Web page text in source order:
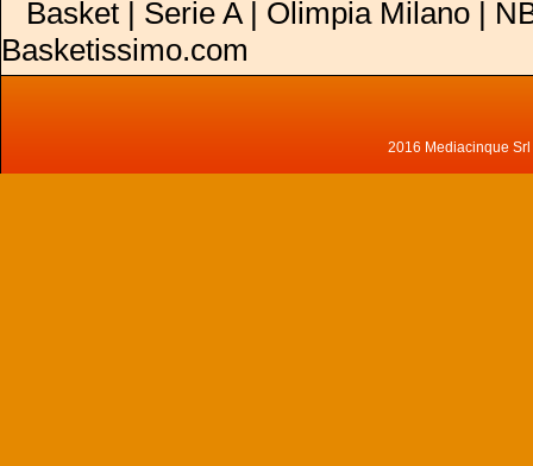
Basket | Serie A | Olimpia Milano |
Basketissimo.com
2016 Mediacinque Srl